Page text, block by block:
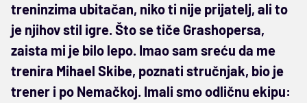
treninzima ubitačan, niko ti nije prijatelj, ali to
je njihov stil igre. Što se tiče Grashopersa,
zaista mi je bilo lepo. Imao sam sreću da me
trenira Mihael Skibe, poznati stručnjak, bio je
trener i po Nemačkoj. Imali smo odličnu ekipu: